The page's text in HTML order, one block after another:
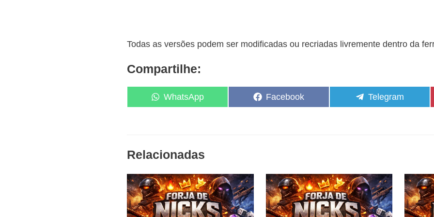
Todas as versões podem ser modificadas ou recriadas livremente dentro da
Compartilhe:
Share
on
WhatsApp
Share
on
Facebook
Share
on
Telegram
Relacionadas